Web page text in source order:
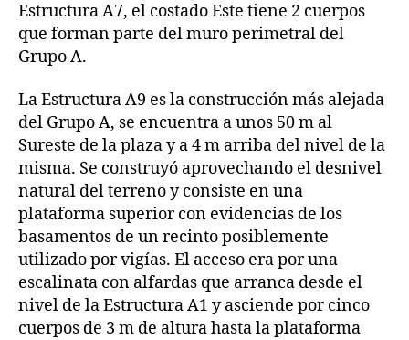
Estructura A7, el costado Este tiene 2 cuerpos
que forman parte del muro perimetral del
Grupo A.
La Estructura A9 es la construcción más alejada
del Grupo A, se encuentra a unos 50 m al
Sureste de la plaza y a 4 m arriba del nivel de la
misma. Se construyó aprovechando el desnivel
natural del terreno y consiste en una
plataforma superior con evidencias de los
basamentos de un recinto posiblemente
utilizado por vigías. El acceso era por una
escalinata con alfardas que arranca desde el
nivel de la Estructura A1 y asciende por cinco
cuerpos de 3 m de altura hasta la plataforma